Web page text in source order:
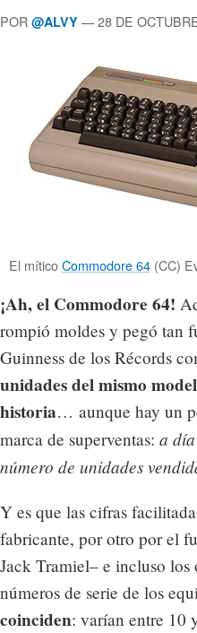
POR @ALVY — 28 DE
El míticoCommodore 64(CC)
¡Ah, el Commodore 64!
rompió moldes y pegó tan
Guinness de los Récords
unidades del mismo
historia… aunque hay un
marca de superventas: a
número de unidades
Y es que las cifras
fabricante, por otro por el
Jack Tramiel– e incluso
números de serie de los
coinciden: varían entre 10